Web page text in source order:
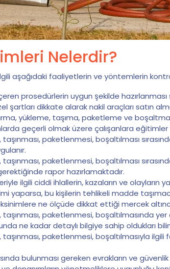
Nelerdir?
aşağıdaki faaliyetlerin ve yöntemlerin
prosedürlerin uygun şekilde hazırlanması
dikkate alarak nakil araçları satın
yükleme, taşıma, paketleme ve
geçerli olmak üzere çalışanlara eğitimler
paketlenmesi, boşaltılması
paketlenmesi, boşaltılması
rapor hazırlamaktadır.
ilgili ciddi ihlallerin, kazaların ve olayların
yaparsa, bu kişilerin tehlikeli madde
ne ölçüde dikkat ettiği mercek
paketlenmesi, boşaltılmasında
ne kadar detaylı bilgiye sahip oldukları
paketlenmesi, boşaltılmasıyla ilgili
bulunması gereken evrakların ve